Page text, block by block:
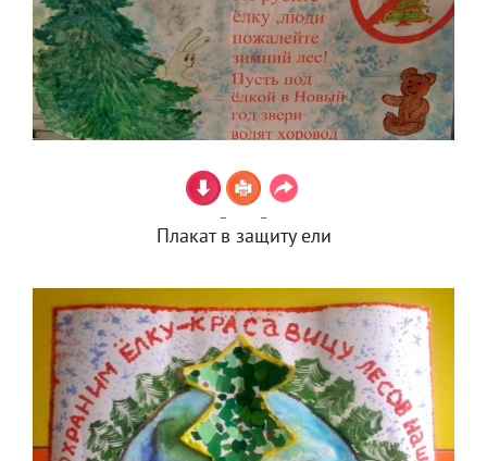
Плакат в защиту ели